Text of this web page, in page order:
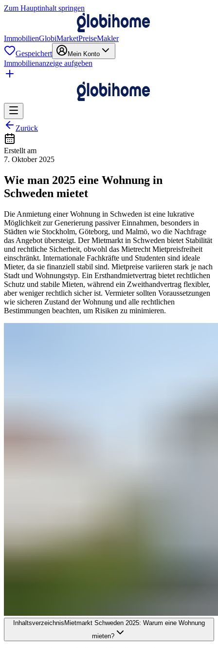
Zum Hauptinhalt springen
ImmobilienGlobiMarketPreiseMakler
Gespeichert
Mein Konto
Immobilienanzeige aufgeben
Zurück
Erstellt am
7. Oktober 2025
Wie man 2025 eine Wohnung in
Schweden mietet
Die Anmietung einer Wohnung in Schweden ist eine lukrative
Möglichkeit zur Generierung passiver Einnahmen, besonders in
Städten wie Stockholm, Göteborg, und Malmö, wo die Nachfrage
das Angebot übersteigt. Der Mietmarkt in Schweden bietet Stabilität
und rechtliche Sicherheit, obwohl das Mietrecht Mietpreisfreiheit
einschränkt. Internationale Fachkräfte und Studenten sind ideale
Mieter, da sie finanziell stabil sind. Mietpreise variieren stark je nach
Stadt und Wohnungstyp. Ein Ersthandmietvertrag bietet rechtlichen
Schutz und stabile Mieten, während ein Zweithandvertrag flexibler,
aber weniger rechtlich sicher ist. Vermieter sollten Voraussetzungen
wie sicheren Zustand der Wohnung und alle rechtlichen
Bestimmungen beachten, um Risiken zu minimieren.
Inhaltsverzeichnis Mietmarkt Schweden 2025: Warum eine Wohnung
mieten?